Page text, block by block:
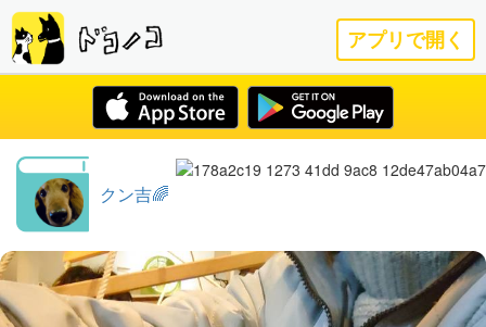
アプリで開く
クン吉🌈